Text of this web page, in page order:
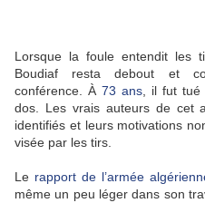
Lorsque la foule entendit les
Boudiaf resta debout et
conférence. À 73 ans , il fut
dos. Les vrais auteurs de cet
identifiés et leurs motivations
visée par les tirs.
Le rapport de l’armée
même un peu léger dans son